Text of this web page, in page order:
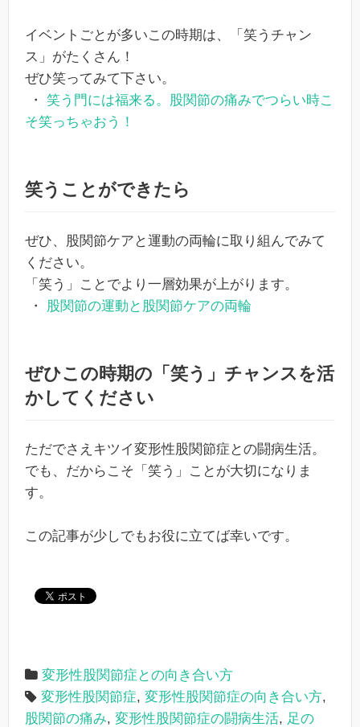
イベントごとが多いこの時期は、「笑うチャン
ス」がたくさん！
ぜひ笑ってみて下さい。
・ 笑う門には福来る。股関節の痛みでつらい時こ
そ笑っちゃおう！
笑うことができたら
ぜひ、股関節ケアと運動の両輪に取り組んでみて
ください。
「笑う」ことでより一層効果が上がります。
・
股関節の運動と股関節ケアの両輪
ぜひこの時期の「笑う」チャンスを活
かしてください
ただでさえキツイ変形性股関節症との闘病生活。
でも、だからこそ「笑う」ことが大切になりま
す。
この記事が少しでもお役に立てば幸いです。
変形性股関節症との向き合い方
変形性股関節症, 変形性股関節症の向き合い方,
股関節の痛み, 変形性股関節症の闘病生活, 足の